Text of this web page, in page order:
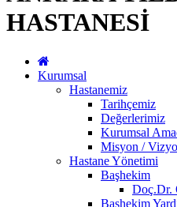
HASTANESİ
Kurumsal
Hastanemiz
Tarihçemiz
Değerlerimiz
Kurumsal
Misyon /
Hastane Yönetimi
Başhekim
Doç.Dr.
Başhekim